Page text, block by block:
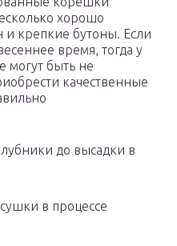
хорошо
и крепкие бутоны. Если
время, тогда у
могут быть не
качественные
до высадки в
в процессе